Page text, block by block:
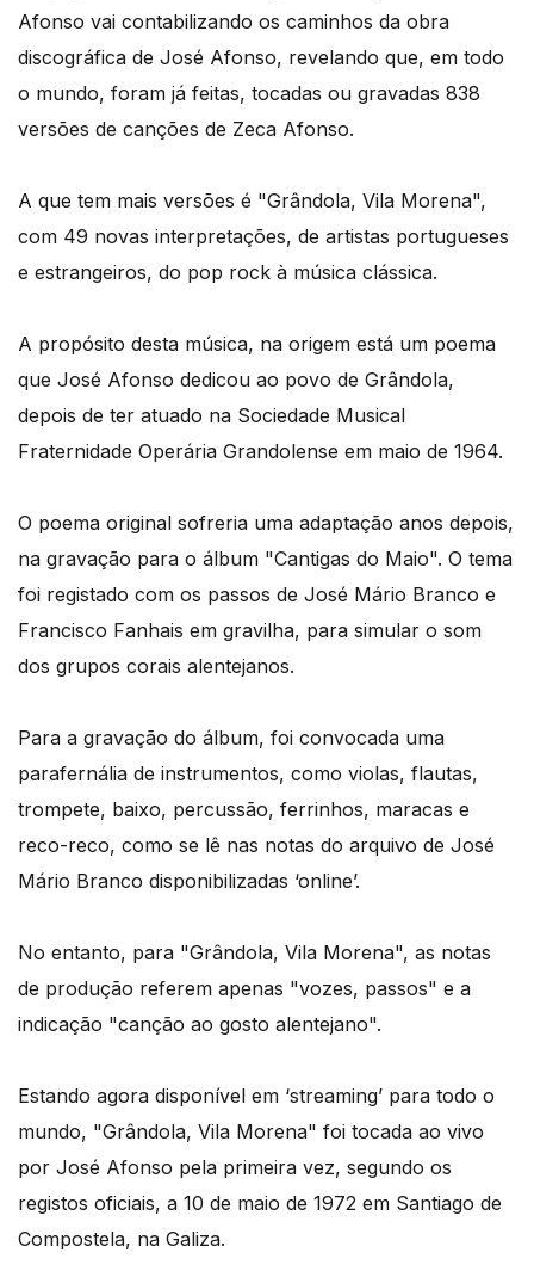
Afonso vai contabilizando os caminhos da obra
discográfica de José Afonso, revelando que, em todo
o mundo, foram já feitas, tocadas ou gravadas 838
versões de canções de Zeca Afonso.
A que tem mais versões é "Grândola, Vila Morena",
com 49 novas interpretações, de artistas portugueses
e estrangeiros, do pop rock à música clássica.
A propósito desta música, na origem está um poema
que José Afonso dedicou ao povo de Grândola,
depois de ter atuado na Sociedade Musical
Fraternidade Operária Grandolense em maio de 1964.
O poema original sofreria uma adaptação anos depois,
na gravação para o álbum "Cantigas do Maio". O tema
foi registado com os passos de José Mário Branco e
Francisco Fanhais em gravilha, para simular o som
dos grupos corais alentejanos.
Para a gravação do álbum, foi convocada uma
parafernália de instrumentos, como violas, flautas,
trompete, baixo, percussão, ferrinhos, maracas e
reco-reco, como se lê nas notas do arquivo de José
Mário Branco disponibilizadas ‘online’.
No entanto, para "Grândola, Vila Morena", as notas
de produção referem apenas "vozes, passos" e a
indicação "canção ao gosto alentejano".
Estando agora disponível em ‘streaming’ para todo o
mundo, "Grândola, Vila Morena" foi tocada ao vivo
por José Afonso pela primeira vez, segundo os
registos oficiais, a 10 de maio de 1972 em Santiago de
Compostela, na Galiza.